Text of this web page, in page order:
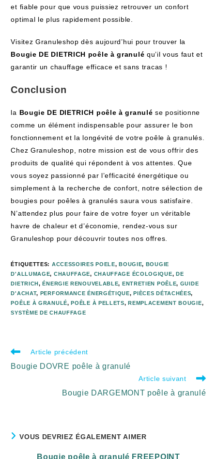
et fiable pour que vous puissiez retrouver un confort
optimal le plus rapidement possible.
Visitez Granuleshop dès aujourd’hui pour trouver la
Bougie DE DIETRICH poêle à granulé qu’il vous faut et
garantir un chauffage efficace et sans tracas !
Conclusion
la Bougie DE DIETRICH poêle à granulé se positionne
comme un élément indispensable pour assurer le bon
fonctionnement et la longévité de votre poêle à granulés.
Chez Granuleshop, notre mission est de vous offrir des
produits de qualité qui répondent à vos attentes. Que
vous soyez passionné par l’efficacité énergétique ou
simplement à la recherche de confort, notre sélection de
bougies pour poêles à granulés saura vous satisfaire.
N’attendez plus pour faire de votre foyer un véritable
havre de chaleur et d’économie, rendez-vous sur
Granuleshop pour découvrir toutes nos offres.
ÉTIQUETTES: ACCESSOIRES POELE, BOUGIE, BOUGIE
D'ALLUMAGE, CHAUFFAGE, CHAUFFAGE ÉCOLOGIQUE, DE
DIETRICH, ÉNERGIE RENOUVELABLE, ENTRETIEN POÊLE, GUIDE
D'ACHAT, PERFORMANCE ÉNERGÉTIQUE, PIÈCES DÉTACHÉES,
POÊLE À GRANULÉ, POÊLE À PELLETS, REMPLACEMENT BOUGIE,
SYSTÈME DE CHAUFFAGE
Article précédent
Bougie DOVRE poêle à granulé
Article suivant
Bougie DARGEMONT poêle à granulé
VOUS DEVRIEZ ÉGALEMENT AIMER
Bougie poêle à granulé FREEPOINT